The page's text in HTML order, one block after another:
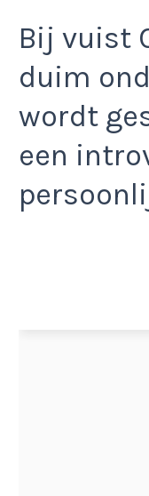
Bij vuist
duim
wordt
een